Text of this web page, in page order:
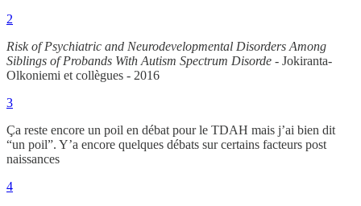
2
Risk of Psychiatric and Neurodevelopmental Disorders Among
Siblings of Probands With Autism Spectrum Disorde - Jokiranta-
Olkoniemi et collègues - 2016
3
Ça reste encore un poil en débat pour le TDAH mais j’ai bien dit
“un poil”. Y’a encore quelques débats sur certains facteurs post
naissances
4